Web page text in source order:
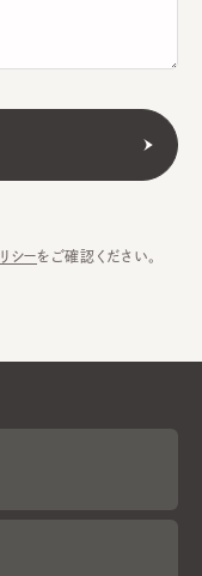
シーをご確認ください。